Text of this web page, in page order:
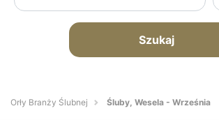
Szukaj
Orły Branży Ślubnej Śluby, Wesela - Września